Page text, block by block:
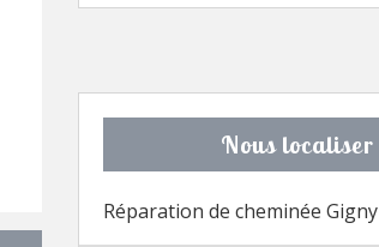
Nous localiser
Réparation de cheminée Gigny